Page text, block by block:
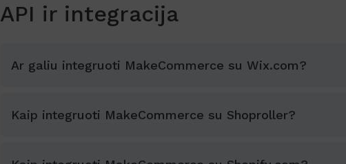
API ir integracija
Ar galiu integruoti MakeCommerce su Wix.com?
Kaip integruoti MakeCommerce su Shoproller?